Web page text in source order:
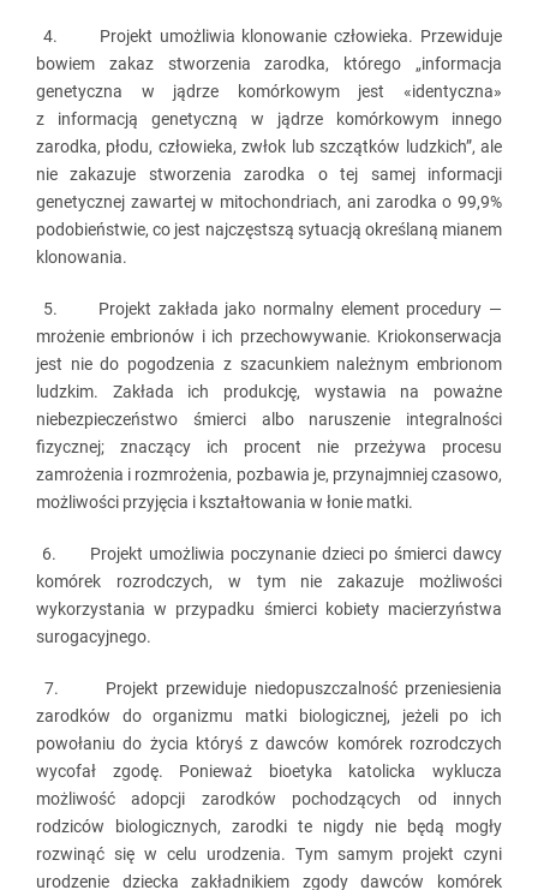
4. Projekt umożliwia klonowanie człowieka. Przewiduje
bowiem zakaz stworzenia zarodka, którego „informacja
genetyczna w jądrze komórkowym jest «identyczna»
z informacją genetyczną w jądrze komórkowym innego
zarodka, płodu, człowieka, zwłok lub szczątków ludzkich”, ale
nie zakazuje stworzenia zarodka o tej samej informacji
genetycznej zawartej w mitochondriach, ani zarodka o 99,9%
podobieństwie, co jest najczęstszą sytuacją określaną mianem
klonowania.
5. Projekt zakłada jako normalny element procedury —
mrożenie embrionów i ich przechowywanie. Kriokonserwacja
jest nie do pogodzenia z szacunkiem należnym embrionom
ludzkim. Zakłada ich produkcję, wystawia na poważne
niebezpieczeństwo śmierci albo naruszenie integralności
fizycznej; znaczący ich procent nie przeżywa procesu
zamrożenia i rozmrożenia, pozbawia je, przynajmniej czasowo,
możliwości przyjęcia i kształtowania w łonie matki.
6. Projekt umożliwia poczynanie dzieci po śmierci dawcy
komórek rozrodczych, w tym nie zakazuje możliwości
wykorzystania w przypadku śmierci kobiety macierzyństwa
surogacyjnego.
7. Projekt przewiduje niedopuszczalność przeniesienia
zarodków do organizmu matki biologicznej, jeżeli po ich
powołaniu do życia któryś z dawców komórek rozrodczych
wycofał zgodę. Ponieważ bioetyka katolicka wyklucza
możliwość adopcji zarodków pochodzących od innych
rodziców biologicznych, zarodki te nigdy nie będą mogły
rozwinąć się w celu urodzenia. Tym samym projekt czyni
urodzenie dziecka zakładnikiem zgody dawców komórek